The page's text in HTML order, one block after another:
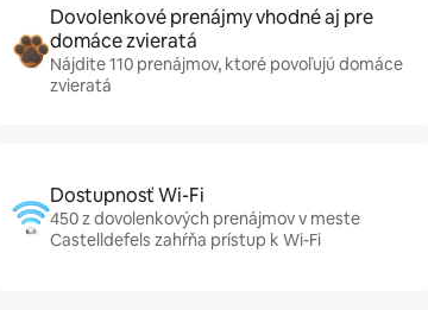
Dovolenkové prenájmy vhodné aj pre
domáce zvieratá
Nájdite 110 prenájmov, ktoré povoľujú domáce
zvieratá
Dostupnosť Wi-Fi
450 z dovolenkových prenájmov v meste
Castelldefels zahŕňa prístup k Wi-Fi